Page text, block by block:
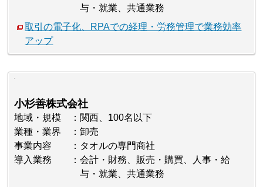
与・就業、共通業務
取引の電子化、RPAでの経理・労務管理で業務効率
アップ
小杉善株式会社
地域・規模
関西、100名以下
業種・業界
卸売
事業内容
タオルの専門商社
導入業務
会計・財務、販売・購買、人事・給
与・就業、共通業務